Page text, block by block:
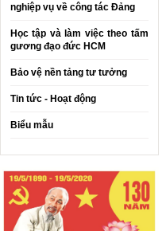
nghiệp vụ về công tác Đảng
Học tập và làm việc theo tấm
gương đạo đức HCM
Bảo vệ nền tảng tư tưởng
Tin tức - Hoạt động
Biểu mẫu